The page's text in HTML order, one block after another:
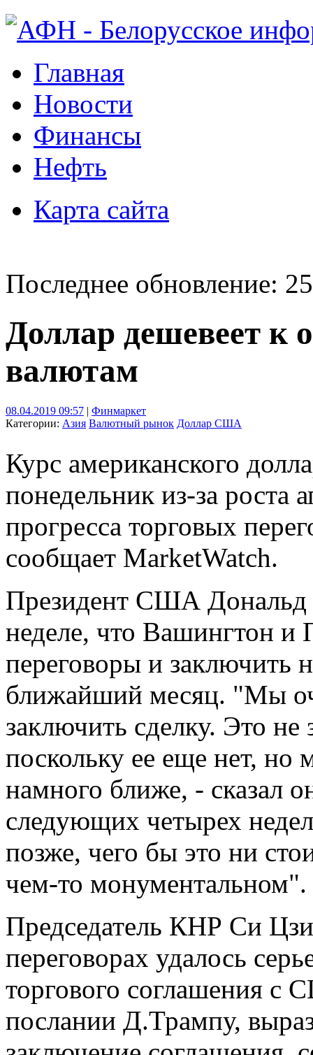
Главная
Новости
Финансы
Нефть
Карта сайта
Последнее обновление:
Доллар дешевеет
валютам
08.04.2019 09:57 | Финмаркет
Категории: Азия Валютный рынок Доллар США
Курс американского
понедельник из-за роста
прогресса торговых
сообщает MarketWatch.
Президент США Дональд
неделе, что Вашингтон и
переговоры и заключить
ближайший месяц. "Мы
заключить сделку. Это не
поскольку ее еще нет,
намного ближе, - сказал
следующих четырех
позже, чего бы это ни
чем-то монументальном".
Председатель КНР Си
переговорах удалось
торгового соглашения с
послании Д.Трампу,